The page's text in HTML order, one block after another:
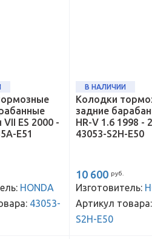
VII ES 2000 -
E51
HONDA
43053-
В НАЛИЧИИ
Колодки
задние
HR-V 1.6 1998 -
43053-S2H-E50
10 600 руб.
Изготовитель:
Артикул товара:
S2H-E50